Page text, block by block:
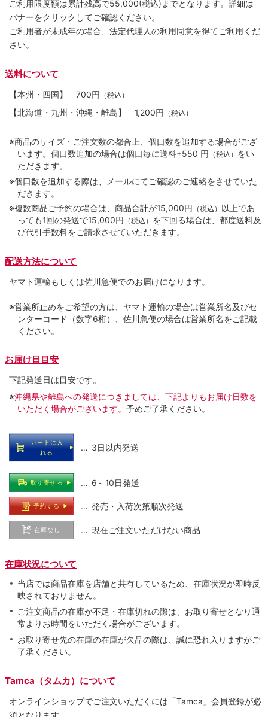
ご利用限度額は累計残高で55,000(税込)までとなります。詳細は
バナーをクリックしてご確認ください。
ご利用者が未成年の場合、法定代理人の利用同意を得てご利用くだ
さい。
送料について
【本州・四国】 700円 （税込）
【北海道・九州・沖縄・離島】 1,200円 （税込）
※商品のサイズ・ご注文数の都合上、個口数を追加する場合がござ
います。個口数追加の場合は個口毎に送料+550 円 （税込） をい
ただきます。
※個口数を追加する際は、メールにてご確認のご連絡をさせていた
だきます。
※複数商品ご予約の場合は、商品合計が15,000円
（税込）
以上であ
っても1回の発送で15,000円
（税込） を下回る場合は、都度送料及
び代引手数料をご請求させていただきます。
配送方法について
ヤマト運輸もしくは佐川急便でのお届けになります。
※営業所止めをご希望の方は、ヤマト運輸の場合は営業所名及びセ
ンターコード（数字6桁）、佐川急便の場合は営業所名をご記載
ください。
お届け日目安
下記発送日は目安です。
※沖縄県や離島への発送につきましては、下記よりもお届け日数を
いただく場合がございます。 予めご了承ください。
カートに入
れる
… 3日以内発送
取り寄せる … 6～10日発送
予約する … 発売・入荷次第順次発送
在庫なし … 現在ご注文いただけない商品
在庫状況について
当店では商品在庫を店舗と共有しているため、在庫状況が即時反
映されておりません。
ご注文商品の在庫が不足・在庫切れの際は、お取り寄せとなり通
常よりお時間をいただく場合がございます。
お取り寄せ先の在庫の在庫が欠品の際は、誠に恐れ入りますがご
了承ください。
Tamca（タムカ）について
オンラインショップでご注⽂いただくには「Tamca」会員登録が必
須となります。